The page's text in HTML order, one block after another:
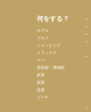
何をする？
ホテル
グルメ
ショッピング
リラックス
スパ
美術館・博物館
絶景
散策
温泉
ビーチ